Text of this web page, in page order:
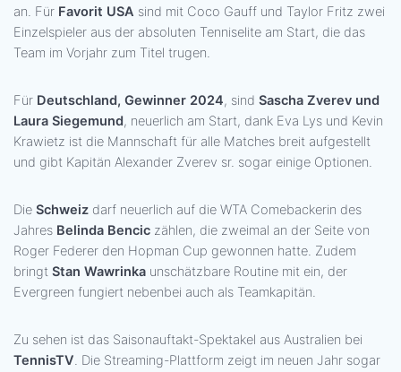
an. Für Favorit USA sind mit Coco Gauff und Taylor Fritz zwei
Einzelspieler aus der absoluten Tenniselite am Start, die das
Team im Vorjahr zum Titel trugen.
Für Deutschland, Gewinner 2024, sind Sascha Zverev und
Laura Siegemund, neuerlich am Start, dank Eva Lys und Kevin
Krawietz ist die Mannschaft für alle Matches breit aufgestellt
und gibt Kapitän Alexander Zverev sr. sogar einige Optionen.
Die Schweiz darf neuerlich auf die WTA Comebackerin des
Jahres Belinda Bencic zählen, die zweimal an der Seite von
Roger Federer den Hopman Cup gewonnen hatte. Zudem
bringt Stan Wawrinka unschätzbare Routine mit ein, der
Evergreen fungiert nebenbei auch als Teamkapitän.
Zu sehen ist das Saisonauftakt-Spektakel aus Australien bei
TennisTV. Die Streaming-Plattform zeigt im neuen Jahr sogar